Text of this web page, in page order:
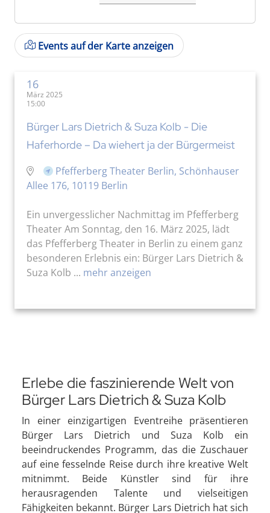
Events auf der Karte anzeigen
16
März 2025
15:00
Bürger Lars Dietrich & Suza Kolb - Die
Haferhorde – Da wiehert ja der Bürgermeist
Pfefferberg Theater Berlin, Schönhauser
Allee 176, 10119 Berlin
Ein unvergesslicher Nachmittag im Pfefferberg
Theater Am Sonntag, den 16. März 2025, lädt
das Pfefferberg Theater in Berlin zu einem ganz
besonderen Erlebnis ein: Bürger Lars Dietrich &
Suza Kolb ... mehr anzeigen
Erlebe die faszinierende Welt von
Bürger Lars Dietrich & Suza Kolb
In einer einzigartigen Eventreihe präsentieren
Bürger Lars Dietrich und Suza Kolb ein
beeindruckendes Programm, das die Zuschauer
auf eine fesselnde Reise durch ihre kreative Welt
mitnimmt. Beide Künstler sind für ihre
herausragenden Talente und vielseitigen
Fähigkeiten bekannt. Bürger Lars Dietrich hat sich